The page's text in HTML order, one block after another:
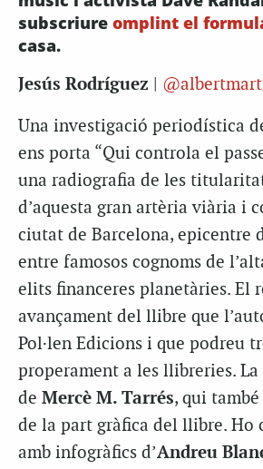
subscriure omplint el
casa.
Jesús Rodríguez
Una investigació periodística
ens porta “Qui controla el
una radiografia de les
d’aquesta gran artèria viària i
ciutat de Barcelona, epicentre
entre famosos cognoms de
elits financeres planetàries. El
avançament del llibre que
Pol·len Edicions i que podreu
properament a les llibreries. La
de Mercè M. Tarrés, qui també
de la part gràfica del llibre. Ho
amb infogràfics d’Andreu